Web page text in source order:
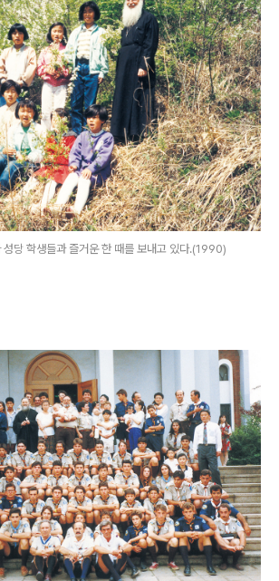
성당 학생들과 즐거운 한 때를 보내고 있다.(1990)